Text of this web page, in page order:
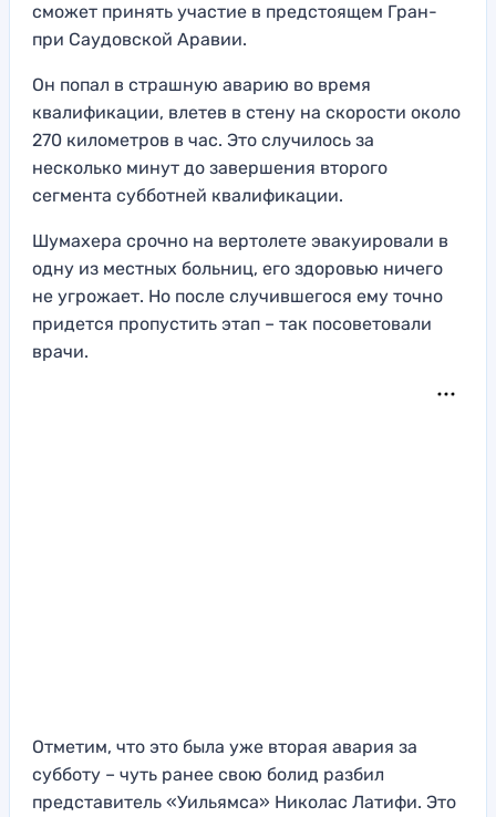
сможет принять участие в предстоящем Гран-
при Саудовской Аравии.
Он попал в страшную аварию во время
квалификации, влетев в стену на скорости около
270 километров в час. Это случилось за
несколько минут до завершения второго
сегмента субботней квалификации.
Шумахера срочно на вертолете эвакуировали в
одну из местных больниц, его здоровью ничего
не угрожает. Но после случившегося ему точно
придется пропустить этап – так посоветовали
врачи.
Отметим, что это была уже вторая авария за
субботу – чуть ранее свою болид разбил
представитель «Уильямса» Николас Латифи. Это